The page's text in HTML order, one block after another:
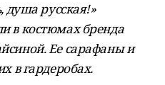
душа русская!»
в костюмах бренда
Ее сарафаны и
в гардеробах.